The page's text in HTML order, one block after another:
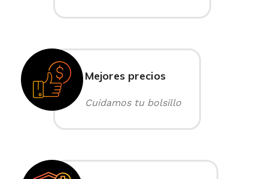
Mejores precios
Cuidamos tu bolsillo